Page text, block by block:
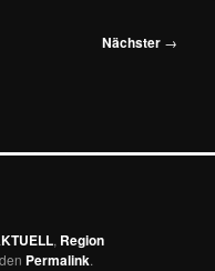
Nächster →
, Region
Permalink.